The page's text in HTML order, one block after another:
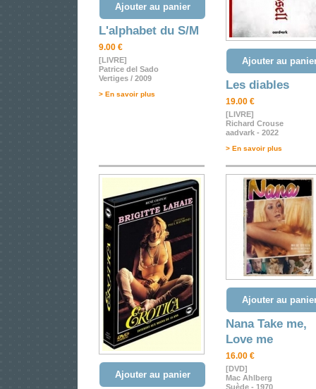
Ajouter au panier
L'alphabet du S/M
9.00 €
[LIVRE]
Patrice del Sado
Vertiges / 2009
> En savoir plus
Ajouter au
Les diables
19.00 €
[LIVRE]
Richard Crouse
aadvark - 2022
> En savoir plus
Ajouter au panier
Ajouter au
Nana Take me,
Love me
16.00 €
[DVD]
Mac Ahlberg
Suède - 1970